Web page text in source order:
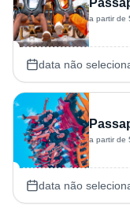
a partir de
data não
a partir de
data não